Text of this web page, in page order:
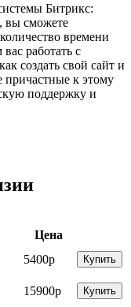
Битрикс:
вы сможете
времени
работать с
создать свой сайт и
причастные к этому
поддержку и
Цена
5400р Купить
15900р Купить